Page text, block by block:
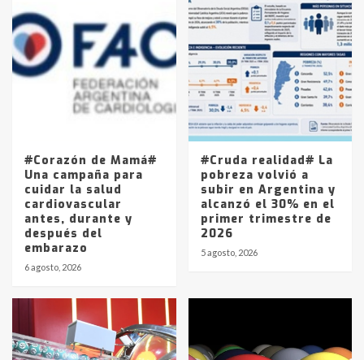
4
Accidente en Ruta 5: falleció un
joven de Trenque Lauquen
Los precios de los combustibles en
La Pampa, desde YPF hasta Axion
entre 857 a 1338 pesos
#Corazón de Mamá#
Una campaña para
cuidar la salud
cardiovascular
antes, durante y
después del
embarazo
6 agosto, 2026
#Cruda realidad# La
pobreza volvió a
subir en Argentina y
alcanzó el 30% en el
primer trimestre de
2026
5 agosto, 2026